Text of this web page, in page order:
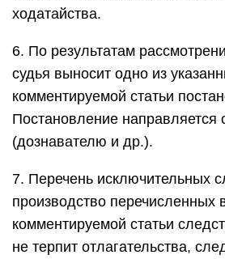
ходатайства.
6. По результатам
судья выносит одно из
комментируемой статьи
Постановление направляется
(дознавателю и др.).
7. Перечень исключительных
производство перечисленных
комментируемой статьи
не терпит отлагательства,